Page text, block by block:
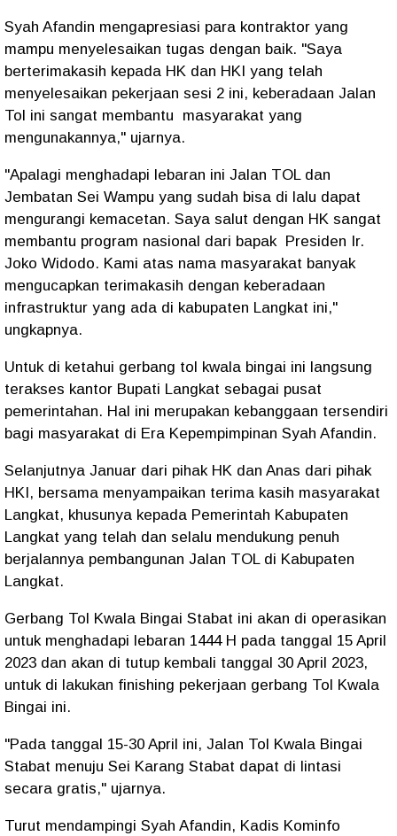
Syah Afandin mengapresiasi para kontraktor yang
mampu menyelesaikan tugas dengan baik. "Saya
berterimakasih kepada HK dan HKI yang telah
menyelesaikan pekerjaan sesi 2 ini, keberadaan Jalan
Tol ini sangat membantu masyarakat yang
mengunakannya," ujarnya.
"Apalagi menghadapi lebaran ini Jalan TOL dan
Jembatan Sei Wampu yang sudah bisa di lalu dapat
mengurangi kemacetan. Saya salut dengan HK sangat
membantu program nasional dari bapak Presiden Ir.
Joko Widodo. Kami atas nama masyarakat banyak
mengucapkan terimakasih dengan keberadaan
infrastruktur yang ada di kabupaten Langkat ini,"
ungkapnya.
Untuk di ketahui gerbang tol kwala bingai ini langsung
terakses kantor Bupati Langkat sebagai pusat
pemerintahan. Hal ini merupakan kebanggaan tersendiri
bagi masyarakat di Era Kepempimpinan Syah Afandin.
Selanjutnya Januar dari pihak HK dan Anas dari pihak
HKI, bersama menyampaikan terima kasih masyarakat
Langkat, khusunya kepada Pemerintah Kabupaten
Langkat yang telah dan selalu mendukung penuh
berjalannya pembangunan Jalan TOL di Kabupaten
Langkat.
Gerbang Tol Kwala Bingai Stabat ini akan di operasikan
untuk menghadapi lebaran 1444 H pada tanggal 15 April
2023 dan akan di tutup kembali tanggal 30 April 2023,
untuk di lakukan finishing pekerjaan gerbang Tol Kwala
Bingai ini.
"Pada tanggal 15-30 April ini, Jalan Tol Kwala Bingai
Stabat menuju Sei Karang Stabat dapat di lintasi
secara gratis," ujarnya.
Turut mendampingi Syah Afandin, Kadis Kominfo